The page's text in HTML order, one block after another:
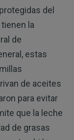
del
la
de
estas
de aceites
para evitar
que la leche
de grasas